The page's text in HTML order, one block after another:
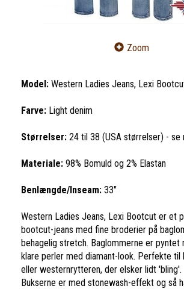
Zoom
Model: Western Ladies Jeans, Lexi
Farve: Light denim
Størrelser: 24 til 38 (USA størrelser) - se
Materiale: 98% Bomuld og 2% Elastan
Benlængde/Inseam: 33"
Western Ladies Jeans, Lexi Bootcut er et
bootcut-jeans med fine broderier på
behagelig stretch. Baglommerne er pyntet
klare perler med diamant-look. Perfekte til
eller westernrytteren, der elsker lidt 'bling'.
Bukserne er med stonewash-effekt og så